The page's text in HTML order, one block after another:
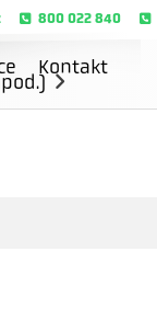
800 022 840
Kontakt